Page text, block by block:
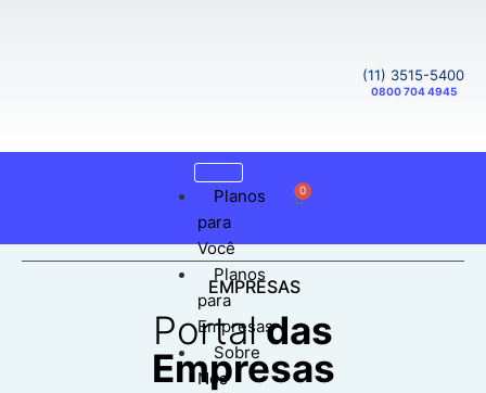
(11) 3515-5400
0800 704 4945
Planos
para
Você
Planos
para
Empresas
Sobre
Nós
0
EMPRESAS
Portaldas
Empresas